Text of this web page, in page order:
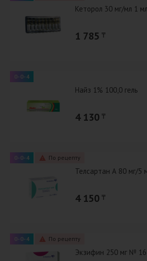
Кеторол 30 мг/мл 1
1 785 ₸
0-0-4
Найз 1% 100,0 гель
4 130 ₸
0-0-4 По рецепту
Телсартан А 80 мг/5
4 150 ₸
0-0-4 По рецепту
Экзифин 250 мг № 16